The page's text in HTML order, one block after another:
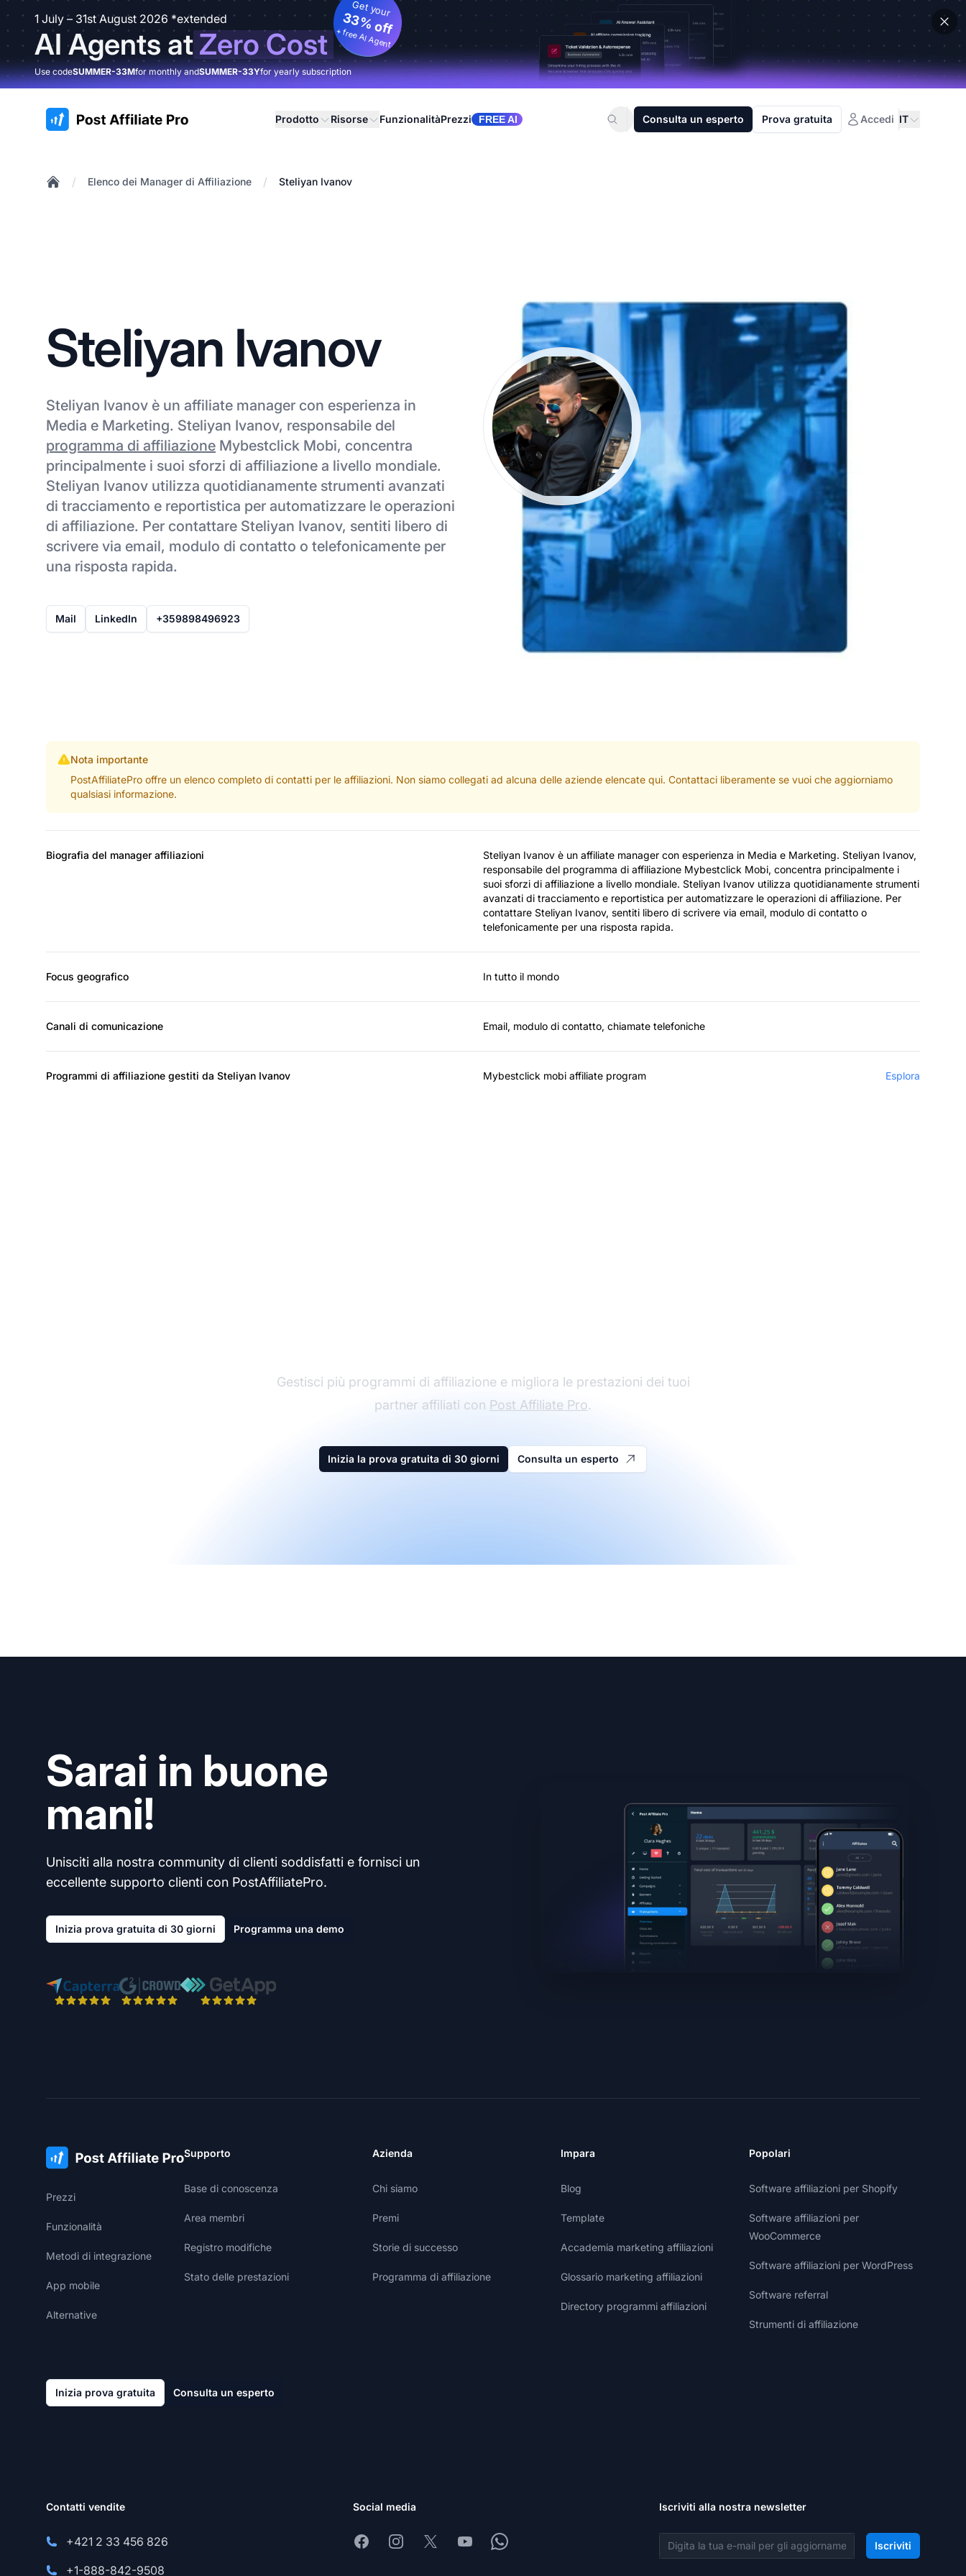
1 July – 31st August 2026 *extended
AI Agents atZero Cost
Get your
33% off
+ free AI Agent
Use codeSUMMER-33Mfor monthly andSUMMER-33Yfor yearly subscription
:site.title Prodotto Risorse FunzionalitàPrezzi FREE AI Consulta un esperto Prova gratuita Accedi IT
/ Elenco dei Manager di Affiliazione / Steliyan Ivanov
Steliyan Ivanov
Steliyan Ivanov è un affiliate manager con esperienza in
Media e Marketing. Steliyan Ivanov, responsabile del
programma di affiliazione Mybestclick Mobi, concentra
principalmente i suoi sforzi di affiliazione a livello mondiale.
Steliyan Ivanov utilizza quotidianamente strumenti avanzati
di tracciamento e reportistica per automatizzare le operazioni
di affiliazione. Per contattare Steliyan Ivanov, sentiti libero di
scrivere via email, modulo di contatto o telefonicamente per
una risposta rapida.
Mail LinkedIn +359898496923
Nota importante
PostAffiliatePro offre un elenco completo di contatti per le affiliazioni. Non siamo collegati ad alcuna delle aziende elencate qui. Contattaci liberamente se vuoi che aggiorniamo
qualsiasi informazione.
Biografia del manager affiliazioni
Steliyan Ivanov è un affiliate manager con esperienza in Media e Marketing. Steliyan Ivanov,
responsabile del programma di affiliazione Mybestclick Mobi, concentra principalmente i
suoi sforzi di affiliazione a livello mondiale. Steliyan Ivanov utilizza quotidianamente strumenti
avanzati di tracciamento e reportistica per automatizzare le operazioni di affiliazione. Per
contattare Steliyan Ivanov, sentiti libero di scrivere via email, modulo di contatto o
telefonicamente per una risposta rapida.
Focus geografico In tutto il mondo
Canali di comunicazione Email, modulo di contatto, chiamate telefoniche
Programmi di affiliazione gestiti da Steliyan Ivanov Mybestclick mobi affiliate program Esplora
Gestisci più programmi di affiliazione e migliora le prestazioni dei tuoi
partner affiliati con Post Affiliate Pro.
Inizia la prova gratuita di 30 giorni Consulta un esperto
Sarai in buone
mani!
Unisciti alla nostra community di clienti soddisfatti e fornisci un
eccellente supporto clienti con PostAffiliatePro.
Inizia prova gratuita di 30 giorni Programma una demo
Prezzi
Funzionalità
Metodi di integrazione
App mobile
Alternative
Supporto
Base di conoscenza
Area membri
Registro modifiche
Stato delle prestazioni
Azienda
Chi siamo
Premi
Storie di successo
Programma di affiliazione
Impara
Blog
Template
Accademia marketing affiliazioni
Glossario marketing affiliazioni
Directory programmi affiliazioni
Popolari
Software affiliazioni per Shopify
Software affiliazioni per
WooCommerce
Software affiliazioni per WordPress
Software referral
Strumenti di affiliazione
Inizia prova gratuita Consulta un esperto
Contatti vendite
+421 2 33 456 826
+1-888-842-9508
Social media
FacebookInstagram
X YoutubeWhatsapp
Iscriviti alla nostra newsletter
Indirizzo email Iscriviti